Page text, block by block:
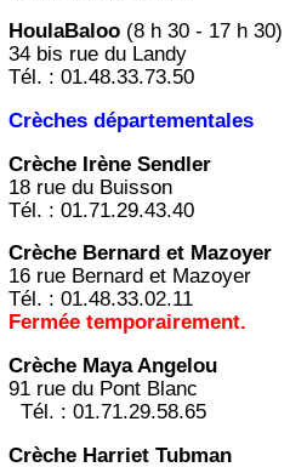
HoulaBaloo(8 h 30 - 17 h 30)
34 bis rue du Landy
Tél. : 01.48.33.73.50
Crèches départementales
Crèche Irène Sendler
18 rue du Buisson
Tél. : 01.71.29.43.40
Crèche Bernard et Mazoyer
16 rue Bernard et Mazoyer
Tél. : 01.48.33.02.11
Fermée temporairement.
Crèche Maya Angelou
91 rue du Pont Blanc
Tél. : 01.71.29.58.65
Crèche Harriet Tubman